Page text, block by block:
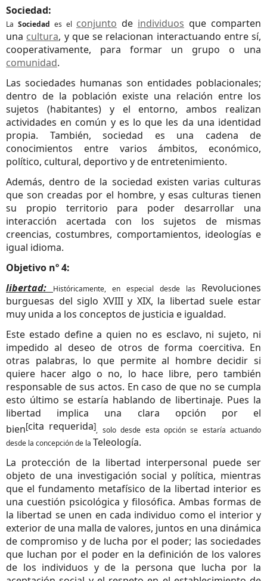
Sociedad:
La Sociedad es el conjunto de individuos que comparten
una cultura, y que se relacionan interactuando entre sí,
cooperativamente, para formar un grupo o una
comunidad.
Las sociedades humanas son entidades poblacionales;
dentro de la población existe una relación entre los
sujetos (habitantes) y el entorno, ambos realizan
actividades en común y es lo que les da una identidad
propia. También, sociedad es una cadena de
conocimientos entre varios ámbitos, económico,
político, cultural, deportivo y de entretenimiento.
Además, dentro de la sociedad existen varias culturas
que son creadas por el hombre, y esas culturas tienen
su propio territorio para poder desarrollar una
interacción acertada con los sujetos de mismas
creencias, costumbres, comportamientos, ideologías e
igual idioma.
Objetivo nº 4:
libertad:
Históricamente, en especial desde las Revoluciones
burguesas delsiglo XVIIIy XIX, la libertad suele estar
muy unida a los conceptos de justicia e igualdad.
Este estado define a quien no es esclavo, ni sujeto, ni
impedido al deseo de otros de forma coercitiva. En
otras palabras, lo que permite al hombre decidir si
quiere hacer algo o no, lo hace libre, pero también
responsable de sus actos. En caso de que no se cumpla
esto último se estaría hablando de libertinaje. Pues la
libertad implica una clara opción por el
bien[cita requerida], solo desde esta opción se estaría actuando
desde la concepción de la Teleología.
La protección de la libertad interpersonal puede ser
objeto de una investigaciónsocial y política, mientras
que el fundamento metafísico de la libertad interior es
una cuestión psicológica y filosófica. Ambas formas de
la libertad se unen en cada individuo como el interior y
exterior de una malla de valores, juntos en una dinámica
de compromiso y de lucha por el poder; las sociedades
que luchan por el poder en la definición de los valores
de los individuos y de la persona que lucha por la